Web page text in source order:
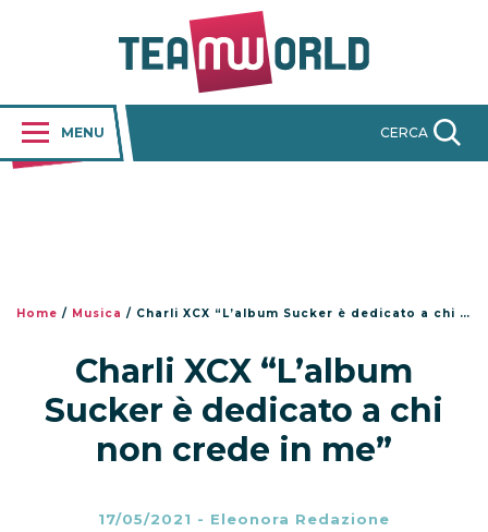
MENU CERCA
Home / Musica / Charli XCX “L’album Sucker è dedicato a chi non crede in me”
Charli XCX “L’album
Sucker è dedicato a chi
non crede in me”
17/05/2021 - Eleonora Redazione